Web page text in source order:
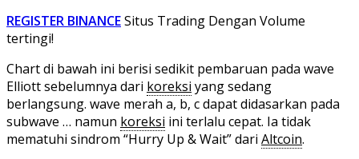
REGISTER BINANCESitus Trading Dengan Volume
tertingi!
Chart di bawah ini berisi sedikit pembaruan pada wave
Elliott sebelumnya dari koreksi yang sedang
berlangsung. wave merah a, b, c dapat didasarkan pada
subwave … namun koreksi ini terlalu cepat. Ia tidak
mematuhi sindrom “Hurry Up & Wait” dari Altcoin.